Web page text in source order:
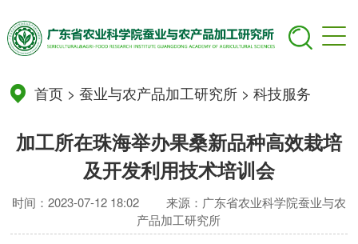
首页 >蚕业与农产品加工研究所 >科技服务
加工所在珠海举办果桑新品种高效栽培
及开发利用技术培训会
时间：2023-07-12 18:02
来源：广东省农业科学院蚕业与农
产品加工研究所